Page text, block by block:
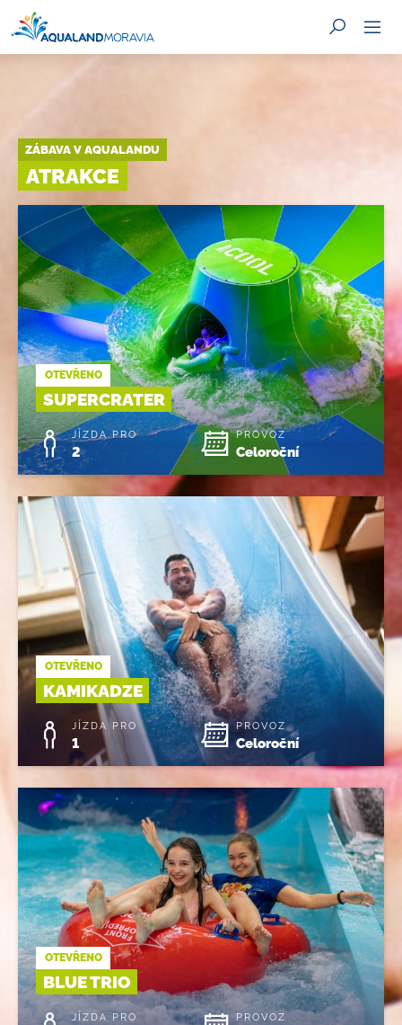
ZÁBAVA V AQUALANDU
ATRAKCE
OTEVŘENO
SUPERCRATER
JÍZDA PRO
2
PROVOZ
Celoroční
OTEVŘENO
KAMIKADZE
JÍZDA PRO
1
PROVOZ
Celoroční
OTEVŘENO
BLUE TRIO
JÍZDA PRO PROVOZ